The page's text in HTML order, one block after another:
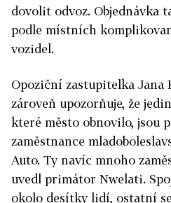
dovolit odvoz. Objednávka
podle místních
vozidel.
Opoziční zastupitelka Jana
zároveň upozorňuje, že
které město obnovilo, jsou
zaměstnance
Auto. Ty navíc mnoho
uvedl primátor Nwelati.
okolo desítky lidí, ostatní